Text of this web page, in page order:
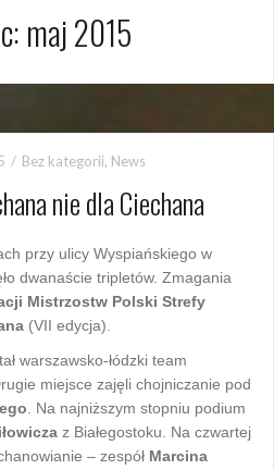
maj 2015
Bez kategorii, News
nie dla Ciechana
przy ulicy Wyspiańskiego w
dwanaście tripletów. Zmagania
Mistrzostw Polski Strefy
(VII edycja).
warszawsko-łódzki team
miejsce zajęli chojniczanie pod
. Na najniższym stopniu podium
z Białegostoku. Na czwartej
– zespół Marcina